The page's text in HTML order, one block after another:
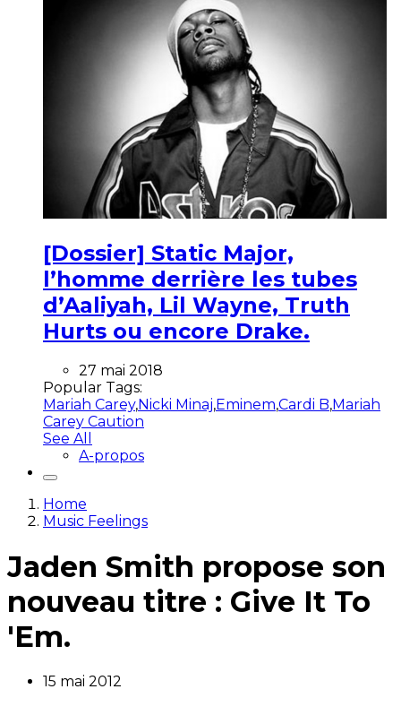
[Dossier] Static Major,
l’homme derrière les tubes
d’Aaliyah, Lil Wayne, Truth
Hurts ou encore Drake.
27 mai 2018
Popular Tags:
Mariah Carey,Nicki Minaj,Eminem,Cardi B,Mariah
Carey Caution
See All
A-propos
Home
Music Feelings
Jaden Smith propose son
nouveau titre : Give It To
'Em.
15 mai 2012